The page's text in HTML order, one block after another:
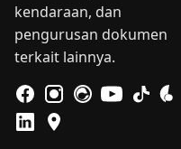
kendaraan, dan
pengurusan dokumen
terkait lainnya.